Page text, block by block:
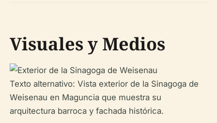
Visuales y Medios
Texto alternativo: Vista exterior de la Sinagoga de
Weisenau en Maguncia que muestra su
arquitectura barroca y fachada histórica.